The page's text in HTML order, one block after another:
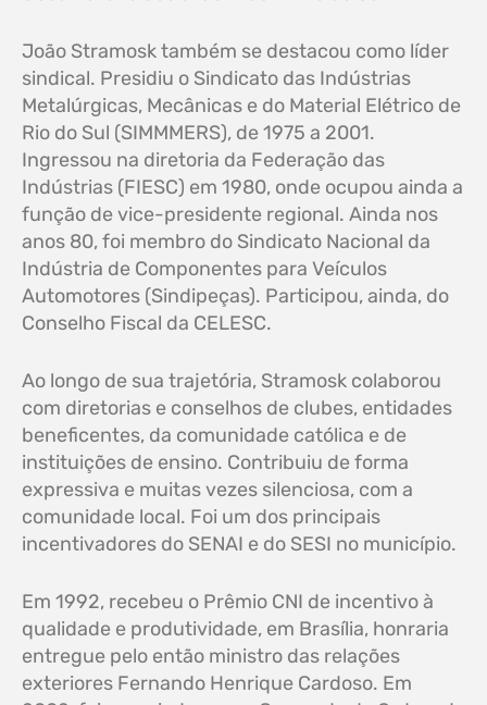
João Stramosk também se destacou como líder
sindical. Presidiu o Sindicato das Indústrias
Metalúrgicas, Mecânicas e do Material Elétrico de
Rio do Sul (SIMMMERS), de 1975 a 2001.
Ingressou na diretoria da Federação das
Indústrias (FIESC) em 1980, onde ocupou ainda a
função de vice-presidente regional. Ainda nos
anos 80, foi membro do Sindicato Nacional da
Indústria de Componentes para Veículos
Automotores (Sindipeças). Participou, ainda, do
Conselho Fiscal da CELESC.
Ao longo de sua trajetória, Stramosk colaborou
com diretorias e conselhos de clubes, entidades
beneficentes, da comunidade católica e de
instituições de ensino. Contribuiu de forma
expressiva e muitas vezes silenciosa, com a
comunidade local. Foi um dos principais
incentivadores do SENAI e do SESI no município.
Em 1992, recebeu o Prêmio CNI de incentivo à
qualidade e produtividade, em Brasília, honraria
entregue pelo então ministro das relações
exteriores Fernando Henrique Cardoso. Em